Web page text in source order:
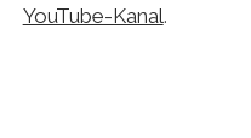
YouTube-Kanal.